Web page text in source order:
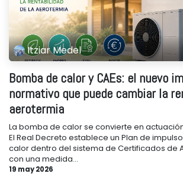
Itziar Medel
Bomba de calor y CAEs: el nuevo
normativo que puede cambiar la
aerotermia
La bomba de calor se convierte en
El Real Decreto establece un Plan de
calor dentro del sistema de Certificados de
con una medida...
19 may 2026